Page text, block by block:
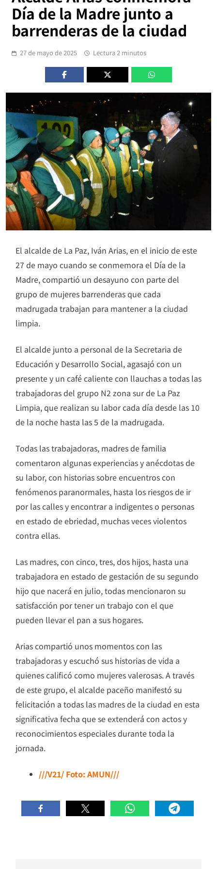
Día de la Madre junto a
barrenderas de la ciudad
27 de mayo de 2025 Lectura 2 minutos
El alcalde de La Paz, Iván Arias, en el inicio de este
27 de mayo cuando se conmemora el Día de la
Madre, compartió un desayuno con parte del
grupo de mujeres barrenderas que cada
madrugada trabajan para mantener a la ciudad
limpia.
El alcalde junto a personal de la Secretaria de
Educación y Desarrollo Social, agasajó con un
presente y un café caliente con llauchas a todas las
trabajadoras del grupo N2 zona sur de La Paz
Limpia, que realizan su labor cada día desde las 10
de la noche hasta las 5 de la madrugada.
Todas las trabajadoras, madres de familia
comentaron algunas experiencias y anécdotas de
su labor, con historias sobre encuentros con
fenómenos paranormales, hasta los riesgos de ir
por las calles y encontrar a indigentes o personas
en estado de ebriedad, muchas veces violentos
contra ellas.
Las madres, con cinco, tres, dos hijos, hasta una
trabajadora en estado de gestación de su segundo
hijo que nacerá en julio, todas mencionaron su
satisfacción por tener un trabajo con el que
pueden llevar el pan a sus hogares.
Arias compartió unos momentos con las
trabajadoras y escuchó sus historias de vida a
quienes calificó como mujeres valerosas. A través
de este grupo, el alcalde paceño manifestó su
felicitación a todas las madres de la ciudad en esta
significativa fecha que se extenderá con actos y
reconocimientos especiales durante toda la
jornada.
///V21/ Foto: AMUN///